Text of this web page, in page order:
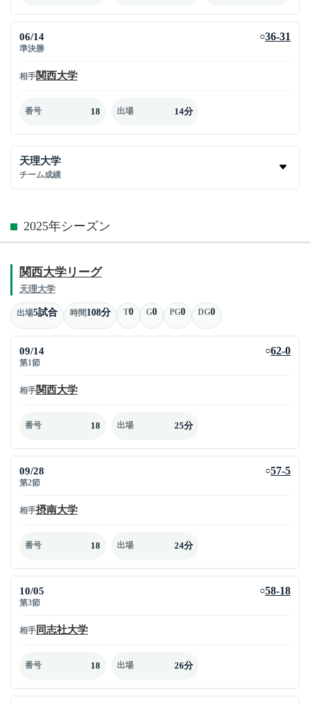
06/14
準決勝
○36-31
相手関西大学
番号 18 出場 14分
天理大学
チーム成績
2025年シーズン
関西大学リーグ
天理大学
出場5試合 時間108分 T0 G0 PG0 DG0
09/14
第1節
○62-0
相手関西大学
番号 18 出場 25分
09/28
第2節
○57-5
相手摂南大学
番号 18 出場 24分
10/05
第3節
○58-18
相手 同志社大学
番号 18 出場 26分